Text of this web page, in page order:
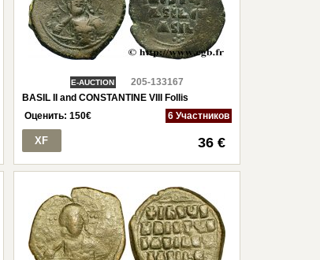
E-AUCTION
205-133167
BASIL II and CONSTANTINE VIII Follis
Оценить:150€ 6 Участников
XF 36 €